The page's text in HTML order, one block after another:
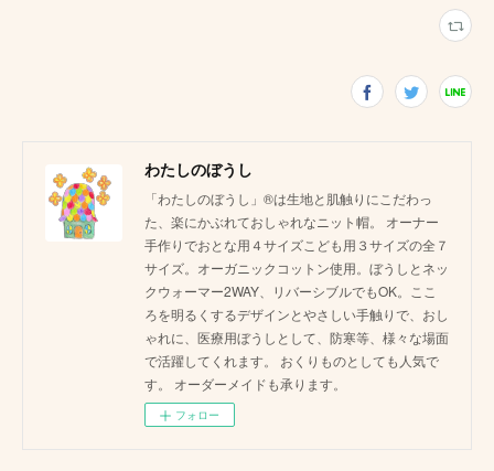
わたしのぼうし
「わたしのぼうし」®は生地と肌触りにこだわっ
た、楽にかぶれておしゃれなニット帽。 オーナー
手作りでおとな用４サイズこども用３サイズの全７
サイズ。オーガニックコットン使用。ぼうしとネッ
クウォーマー2WAY、リバーシブルでもOK。ここ
ろを明るくするデザインとやさしい手触りで、おし
ゃれに、医療用ぼうしとして、防寒等、様々な場面
で活躍してくれます。 おくりものとしても人気で
す。 オーダーメイドも承ります。
フォロー